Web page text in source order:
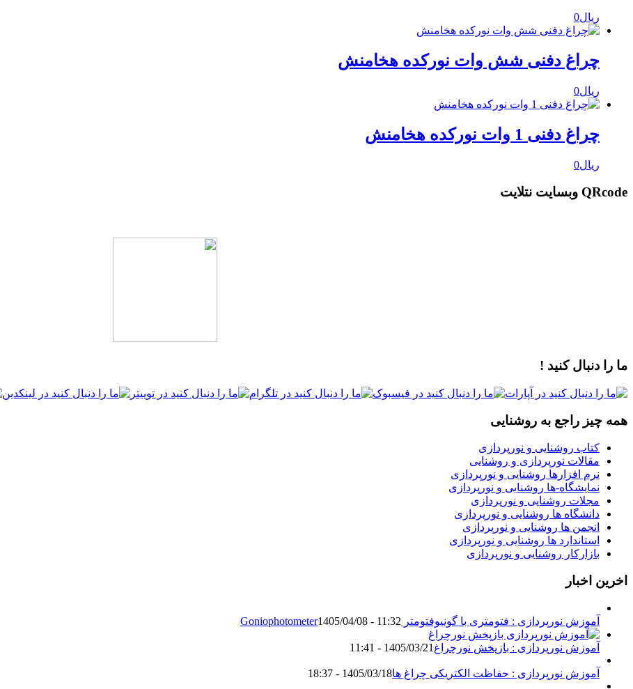
ریال0
چراغ دفنی شش وات نورکده هخامنش
ریال0
چراغ دفنی 1 وات نورکده هخامنش
ریال0
QRcode وبسایت نتلایت
ما را دنبال کنید !
همه چیز راجع به روشنایی
کتاب روشنایی و نورپردازی
مقالات نورپردازی و روشنایی
نرم افزارها روشنایی و نورپردازی
نمایشگاه-ها روشنایی و نورپردازی
مجلات روشنایی و نورپردازی
دانشگاه ها روشنایی و نورپردازی
انجمن ها روشنایی و نورپردازی
استاندارد ها روشنایی و نورپردازی
بازارکار روشنایی و نورپردازی
اخرین اخبار
آموزش نورپردازی : فتومتری با گونیوفتومتر Goniophotometer 1405/04/08 - 11:32
آموزش نورپردازی : بازپخش نورچراغ 1405/03/21 - 11:41
آموزش نورپردازی : حفاظت الکتریکی چراغ ها1405/03/18 - 18:37